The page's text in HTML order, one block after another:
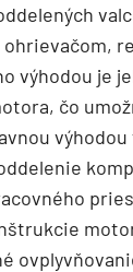
výhodou je
čo